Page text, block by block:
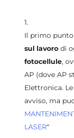
1.
Il primo
sul lavoro di
fotocellule,
AP (dove AP
Elettronica.
avviso, ma
LASER“